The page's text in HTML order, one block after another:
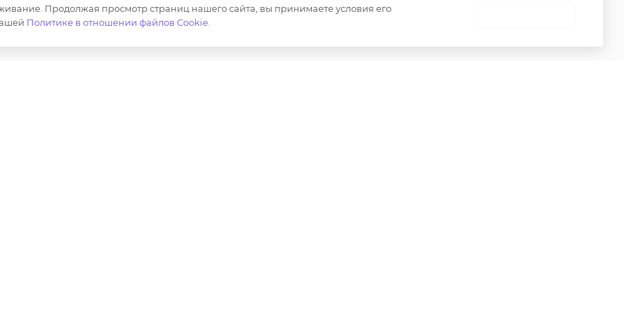
Маркировка товаров
Продолжая просмотр страниц нашего сайта, вы принимаете условия его
Политике в отношении файлов Cookie